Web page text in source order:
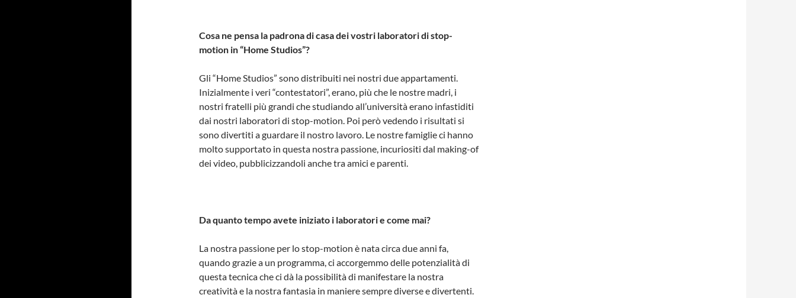
Cosa ne pensa la padrona di casa dei vostri laboratori di stop-
motion in “Home Studios”?
Gli “Home Studios” sono distribuiti nei nostri due appartamenti.
Inizialmente i veri “contestatori”, erano, più che le nostre madri, i
nostri fratelli più grandi che studiando all’università erano infastiditi
dai nostri laboratori di stop-motion. Poi però vedendo i risultati si
sono divertiti a guardare il nostro lavoro. Le nostre famiglie ci hanno
molto supportato in questa nostra passione, incuriositi dal making-of
dei video, pubblicizzandoli anche tra amici e parenti.
Da quanto tempo avete iniziato i laboratori e come mai?
La nostra passione per lo stop-motion è nata circa due anni fa,
quando grazie a un programma, ci accorgemmo delle potenzialità di
questa tecnica che ci dà la possibilità di manifestare la nostra
creatività e la nostra fantasia in maniere sempre diverse e divertenti.